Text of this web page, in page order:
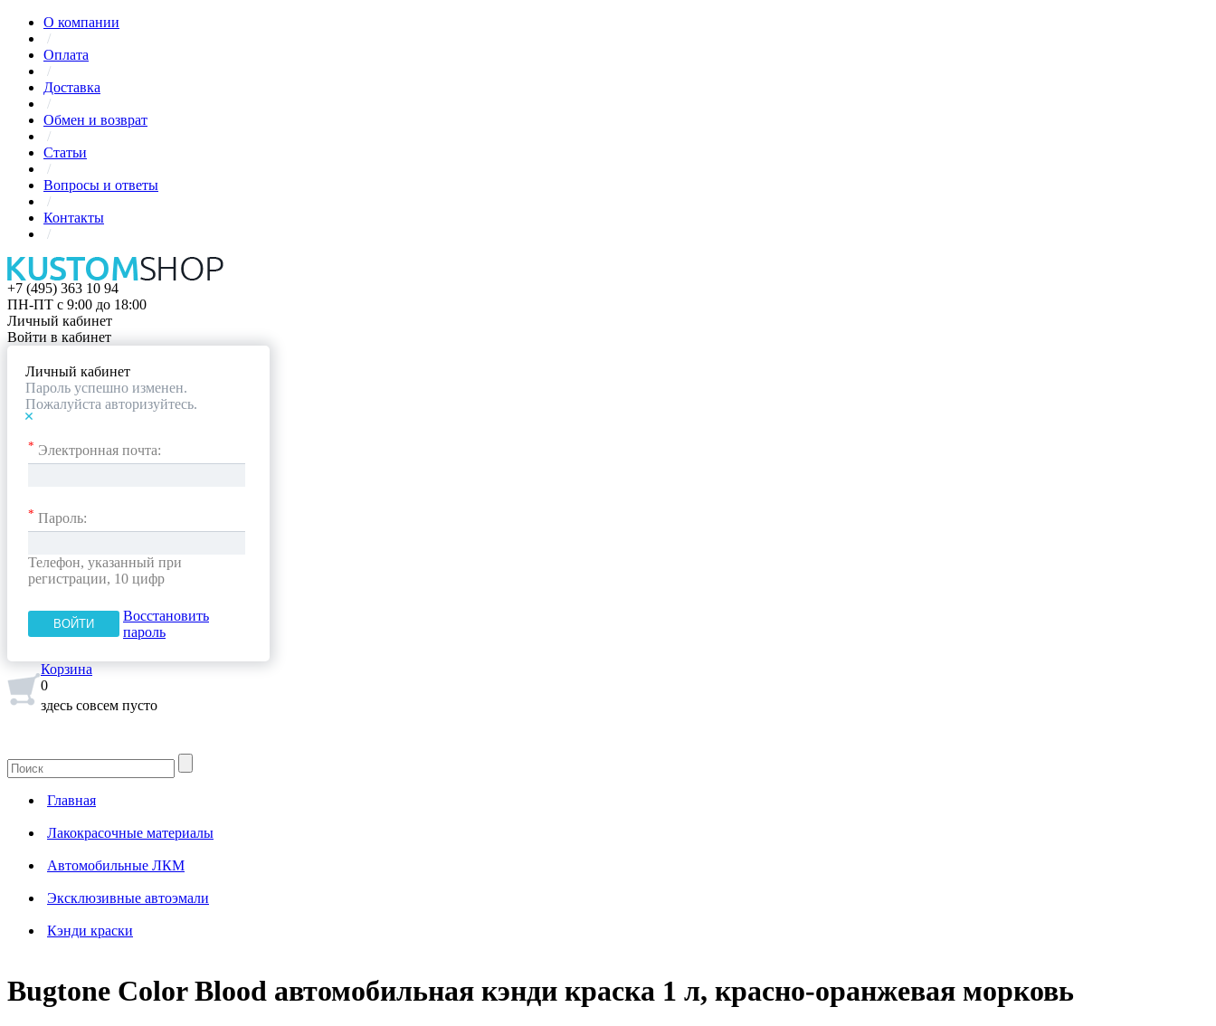
О компании
/
Оплата
/
Доставка
/
Обмен и возврат
/
Статьи
/
Вопросы и ответы
/
Контакты
/
+7 (495) 363 10 94
ПН-ПТ с 9:00 до 18:00
Личный кабинет
Войти в кабинет
Личный кабинет
Пароль успешно изменен.
Пожалуйста авторизуйтесь.
* Электронная почта:
* Пароль:
Телефон, указанный при
регистрации, 10 цифр
Восстановить
пароль
Корзина
0
здесь совсем пусто
Главная
Лакокрасочные материалы
Автомобильные ЛКМ
Эксклюзивные автоэмали
Кэнди краски
Bugtone Color Blood автомобильная кэнди краска 1 л, красно-оранжевая морковь